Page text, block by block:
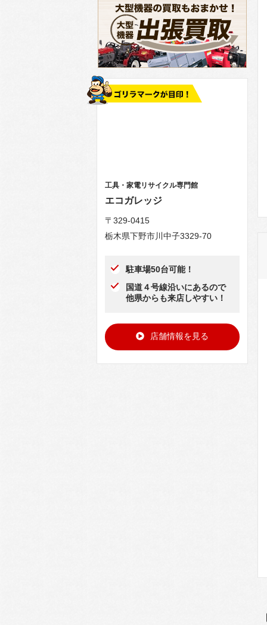
工具・家電リサイクル専門館
エコガレッジ
〒329-0415
栃木県下野市川中子3329-70
駐車場50台可能！
国道４号線沿いにあるので
他県からも来店しやすい！
店舗情報を見る